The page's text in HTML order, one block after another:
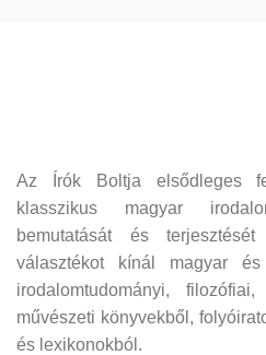
Az Írók Boltja elsődleges
klasszikus magyar
bemutatását és
választékot kínál magyar
irodalomtudományi,
művészeti könyvekből,
és lexikonokból.